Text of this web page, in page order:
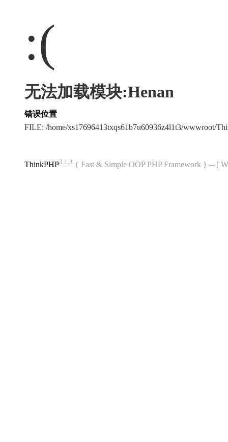
:(
无法加载模块:Henan
错误位置
FILE: /home/xs17696413txqs61b7u60936z4l1t3/wwwroot/
ThinkPHP3.1.3 { Fast & Simple OOP PHP Framework } -- [